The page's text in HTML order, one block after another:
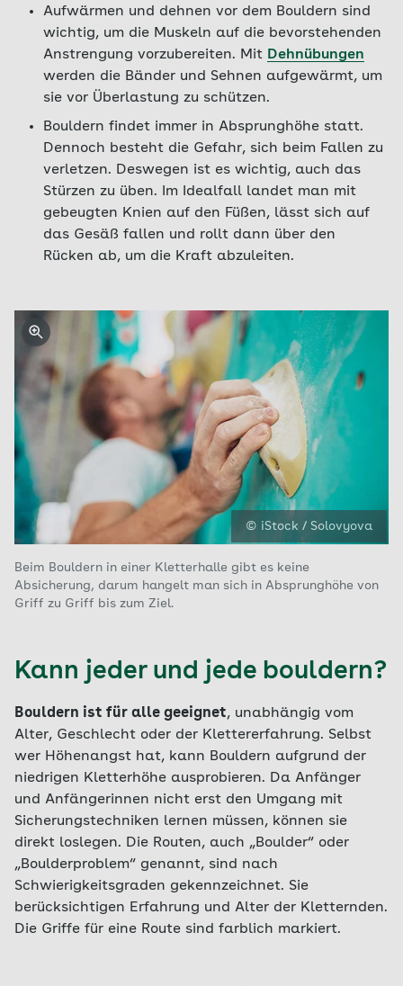
Aufwärmen und dehnen vor dem Bouldern sind
wichtig, um die Muskeln auf die bevorstehenden
Anstrengung vorzubereiten. Mit Dehnübungen
werden die Bänder und Sehnen aufgewärmt, um
sie vor Überlastung zu schützen.
Bouldern findet immer in Absprunghöhe statt.
Dennoch besteht die Gefahr, sich beim Fallen zu
verletzen. Deswegen ist es wichtig, auch das
Stürzen zu üben. Im Idealfall landet man mit
gebeugten Knien auf den Füßen, lässt sich auf
das Gesäß fallen und rollt dann über den
Rücken ab, um die Kraft abzuleiten.
© iStock / Solovyova
Beim Bouldern in einer Kletterhalle gibt es keine
Absicherung, darum hangelt man sich in Absprunghöhe von
Griff zu Griff bis zum Ziel.
Kann jeder und jede bouldern?
Bouldern ist für alle geeignet, unabhängig vom
Alter, Geschlecht oder der Klettererfahrung. Selbst
wer Höhenangst hat, kann Bouldern aufgrund der
niedrigen Kletterhöhe ausprobieren. Da Anfänger
und Anfängerinnen nicht erst den Umgang mit
Sicherungstechniken lernen müssen, können sie
direkt loslegen. Die Routen, auch „Boulder“ oder
„Boulderproblem“ genannt, sind nach
Schwierigkeitsgraden gekennzeichnet. Sie
berücksichtigen Erfahrung und Alter der Kletternden.
Die Griffe für eine Route sind farblich markiert.